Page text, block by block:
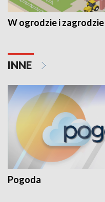
W ogrodzie i zagrodzie
INNE
Pogoda